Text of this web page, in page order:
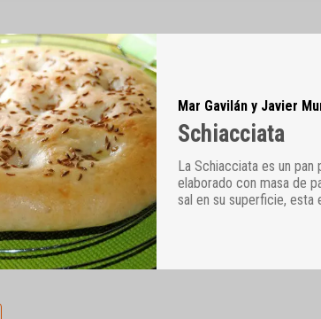
Mar Gavilán y Javier
Schiacciata
La Schiacciata es un
elaborado con masa de
sal en su superficie, esta